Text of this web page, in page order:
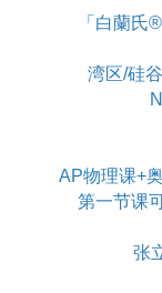
「白蘭氏
湾区/硅
AP物理课+
第一节课
张